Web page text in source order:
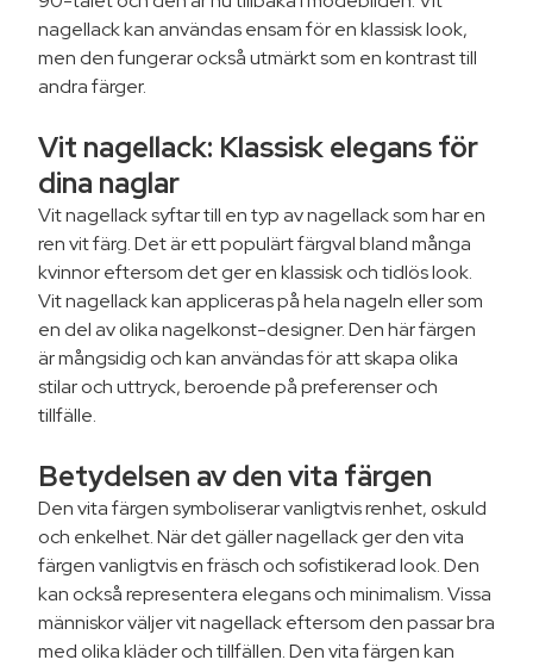
nagellack kan användas ensam för en klassisk look,
men den fungerar också utmärkt som en kontrast till
andra färger.
Vit nagellack: Klassisk elegans för
dina naglar
Vit nagellack syftar till en typ av nagellack som har en
ren vit färg. Det är ett populärt färgval bland många
kvinnor eftersom det ger en klassisk och tidlös look.
Vit nagellack kan appliceras på hela nageln eller som
en del av olika nagelkonst-designer. Den här färgen
är mångsidig och kan användas för att skapa olika
stilar och uttryck, beroende på preferenser och
tillfälle.
Betydelsen av den vita färgen
Den vita färgen symboliserar vanligtvis renhet, oskuld
och enkelhet. När det gäller nagellack ger den vita
färgen vanligtvis en fräsch och sofistikerad look. Den
kan också representera elegans och minimalism. Vissa
människor väljer vit nagellack eftersom den passar bra
med olika kläder och tillfällen. Den vita färgen kan